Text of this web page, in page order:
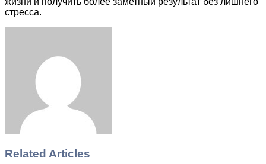
стресса.
Related Articles